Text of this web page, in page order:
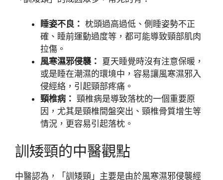
睡姿不良： 枕頭過高過低、側睡姿勢不正
確、睡前運動過度等，都可能導致頸部肌肉
拉傷。
風寒濕邪侵襲： 夏天睡覺時沒有注意保暖，
或是睡在潮濕的環境中，容易讓風寒濕邪入
侵經絡，引起頸部疼痛。
頸椎病： 頸椎病是導致落枕的一個重要原
因，尤其是頸椎間盤突出、頸椎骨質增生等
情況，更容易引起落枕。
訓矮頸的中醫觀點
中醫認為，「訓矮頸」主要是由於風寒濕邪侵襲經